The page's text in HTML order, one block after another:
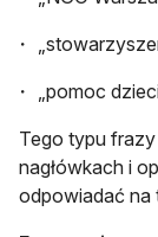
„pomoc
Tego typu
nagłówkach i
odpowiadać na